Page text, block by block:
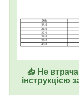
📥 Не
інструкцією